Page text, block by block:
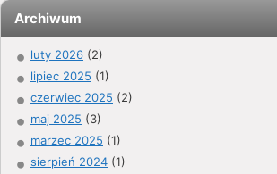
Archiwum
luty 2026 (2)
lipiec 2025 (1)
czerwiec 2025 (2)
maj 2025 (3)
marzec 2025 (1)
sierpień 2024 (1)